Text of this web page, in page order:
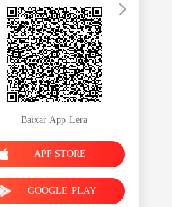
Baixar App Lera
APP STORE
GOOGLE PLAY